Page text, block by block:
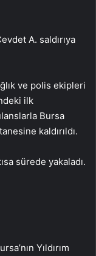
A. saldırıya
ve polis ekipleri
ilk
Bursa
kaldırıldı.
sürede yakaladı.
Yıldırım